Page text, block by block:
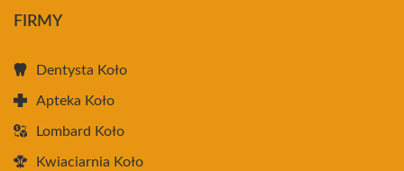
FIRMY
Dentysta Koło
Apteka Koło
Lombard Koło
Kwiaciarnia Koło